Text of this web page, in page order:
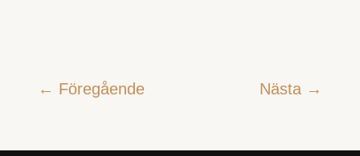
← Föregående Nästa→